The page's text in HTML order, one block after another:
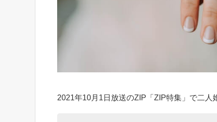
2021年10月1日放送のZIP「ZIP特集」で二人